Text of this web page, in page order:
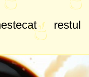
restul